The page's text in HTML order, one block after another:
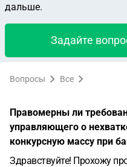
дальше.
Задайте
Вопросы Все
Правомерны ли
управляющего о
конкурсную массу при
Здравствуйте! Прохожу